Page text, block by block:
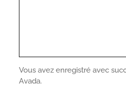
Vous avez enregistré avec
Avada.